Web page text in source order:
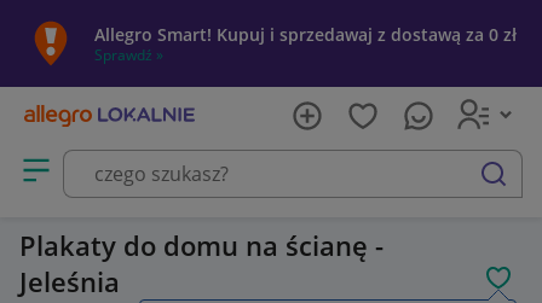
Allegro Smart! Kupuj i sprzedawaj z dostawą za 0 zł
Sprawdź »
Otwórz menu z kategoriami
szukaj
Plakaty do domu na ścianę -
Jeleśnia